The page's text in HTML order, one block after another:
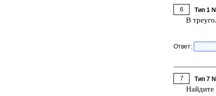
6 Тип 1
В
Ответ:
7 Тип 7
Най­ди­те